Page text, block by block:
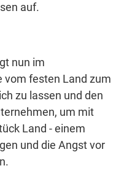
auf.
nun im
vom festen Land zum
zu lassen und den
um mit
Land - einem
und die Angst vor